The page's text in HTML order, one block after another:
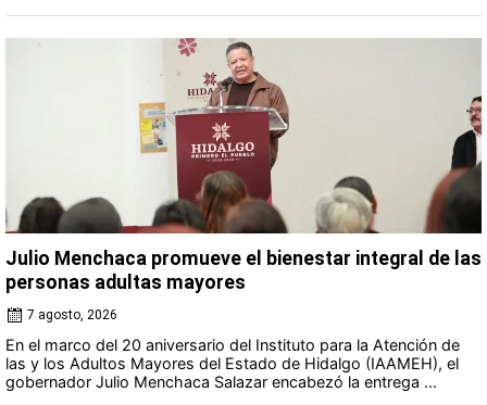
Julio Menchaca promueve el bienestar integral de las
personas adultas mayores
7 agosto, 2026
En el marco del 20 aniversario del Instituto para la Atención de
las y los Adultos Mayores del Estado de Hidalgo (IAAMEH), el
gobernador Julio Menchaca Salazar encabezó la entrega ...